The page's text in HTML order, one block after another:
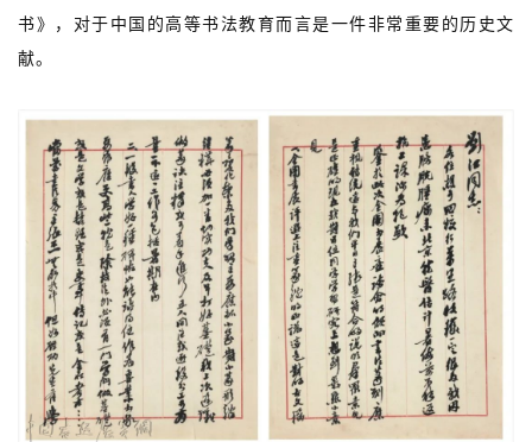
书》，对于中国的高等书法教育而言是一件非常重要的历史文
献。